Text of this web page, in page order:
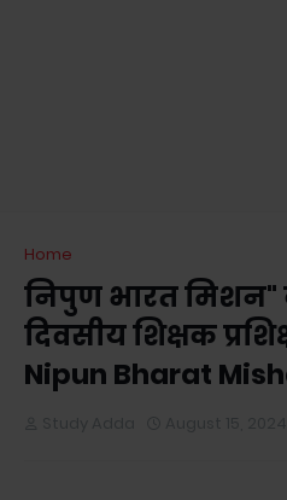
Home
निपुण भारत मिशन"
दिवसीय शिक्षक
Nipun Bharat